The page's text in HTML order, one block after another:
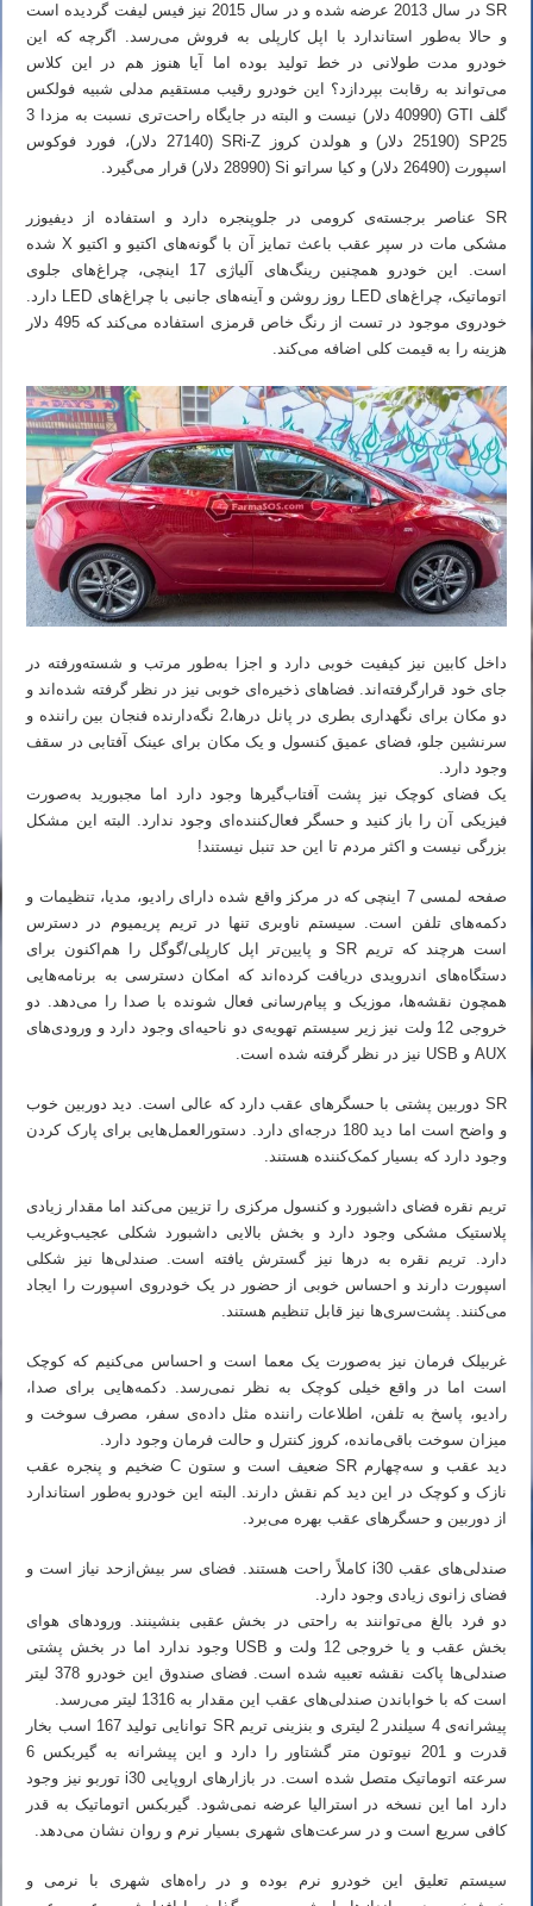
SR در سال 2013 عرضه شده و در سال 2015 نیز فیس لیفت گردیده است
و حالا به‌طور استاندارد با اپل کارپلی به فروش می‌رسد. اگرچه که این
خودرو مدت طولانی در خط تولید بوده اما آیا هنوز هم در این کلاس
می‌تواند به رقابت بپردازد؟ این خودرو رقیب مستقیم مدلی شبیه فولکس
گلف GTI (40990 دلار) نیست و البته در جایگاه راحت‌تری نسبت به مزدا 3
SP25 (25190 دلار) و هولدن کروز SRi-Z (27140 دلار)، فورد فوکوس
اسپورت (26490 دلار) و کیا سراتو Si (28990 دلار) قرار می‌گیرد.
SR عناصر برجسته‌ی کرومی در جلوپنجره دارد و استفاده از دیفیوزر
مشکی مات در سپر عقب باعث تمایز آن با گونه‌های اکتیو و اکتیو X شده
است. این خودرو همچنین رینگ‌های آلیاژی 17 اینچی، چراغ‌های جلوی
اتوماتیک، چراغ‌های LED روز روشن و آینه‌های جانبی با چراغ‌های LED دارد.
خودروی موجود در تست از رنگ خاص قرمزی استفاده می‌کند که 495 دلار
هزینه را به قیمت کلی اضافه می‌کند.
داخل کابین نیز کیفیت خوبی دارد و اجزا به‌طور مرتب و شسته‌ورفته در
جای خود قرارگرفته‌اند. فضاهای ذخیره‌ای خوبی نیز در نظر گرفته شده‌اند و
دو مکان برای نگهداری بطری در پانل درها،2 نگه‌دارنده فنجان بین راننده و
سرنشین جلو، فضای عمیق کنسول و یک مکان برای عینک آفتابی در سقف
وجود دارد.
یک فضای کوچک نیز پشت آفتاب‌گیرها وجود دارد اما مجبورید به‌صورت
فیزیکی آن را باز کنید و حسگر فعال‌کننده‌ای وجود ندارد. البته این مشکل
بزرگی نیست و اکثر مردم تا این حد تنبل نیستند!
صفحه لمسی 7 اینچی که در مرکز واقع شده دارای رادیو، مدیا، تنظیمات و
دکمه‌های تلفن است. سیستم ناوبری تنها در تریم پریمیوم در دسترس
است هرچند که تریم SR و پایین‌تر اپل کارپلی/گوگل را هم‌اکنون برای
دستگاه‌های اندرویدی دریافت کرده‌اند که امکان دسترسی به برنامه‌هایی
همچون نقشه‌ها، موزیک و پیام‌رسانی فعال شونده با صدا را می‌دهد. دو
خروجی 12 ولت نیز زیر سیستم تهویه‌ی دو ناحیه‌ای وجود دارد و ورودی‌های
AUX و USB نیز در نظر گرفته شده است.
SR دوربین پشتی با حسگرهای عقب دارد که عالی است. دید دوربین خوب
و واضح است اما دید 180 درجه‌ای دارد. دستورالعمل‌هایی برای پارک کردن
وجود دارد که بسیار کمک‌کننده هستند.
تریم نقره فضای داشبورد و کنسول مرکزی را تزیین می‌کند اما مقدار زیادی
پلاستیک مشکی وجود دارد و بخش بالایی داشبورد شکلی عجیب‌وغریب
دارد. تریم نقره به درها نیز گسترش یافته است. صندلی‌ها نیز شکلی
اسپورت دارند و احساس خوبی از حضور در یک خودروی اسپورت را ایجاد
می‌کنند. پشت‌سری‌ها نیز قابل تنظیم هستند.
غربیلک فرمان نیز به‌صورت یک معما است و احساس می‌کنیم که کوچک
است اما در واقع خیلی کوچک به نظر نمی‌رسد. دکمه‌هایی برای صدا،
رادیو، پاسخ به تلفن، اطلاعات راننده مثل داده‌ی سفر، مصرف سوخت و
میزان سوخت باقی‌مانده، کروز کنترل و حالت فرمان وجود دارد.
دید عقب و سه‌چهارم SR ضعیف است و ستون C ضخیم و پنجره عقب
نازک و کوچک در این دید کم نقش دارند. البته این خودرو به‌طور استاندارد
از دوربین و حسگرهای عقب بهره می‌برد.
صندلی‌های عقب i30 کاملاً راحت هستند. فضای سر بیش‌ازحد نیاز است و
فضای زانوی زیادی وجود دارد.
دو فرد بالغ می‌توانند به راحتی در بخش عقبی بنشینند. ورودهای هوای
بخش عقب و یا خروجی 12 ولت و USB وجود ندارد اما در بخش پشتی
صندلی‌ها پاکت نقشه تعبیه شده است. فضای صندوق این خودرو 378 لیتر
است که با خواباندن صندلی‌های عقب این مقدار به 1316 لیتر می‌رسد.
پیشرانه‌ی 4 سیلندر 2 لیتری و بنزینی تریم SR توانایی تولید 167 اسب بخار
قدرت و 201 نیوتون متر گشتاور را دارد و این پیشرانه به گیربکس 6
سرعته اتوماتیک متصل شده است. در بازارهای اروپایی i30 توربو نیز وجود
دارد اما این نسخه در استرالیا عرضه نمی‌شود. گیربکس اتوماتیک به قدر
کافی سریع است و در سرعت‌های شهری بسیار نرم و روان نشان می‌دهد.
سیستم تعلیق این خودرو نرم بوده و در راه‌های شهری با نرمی و